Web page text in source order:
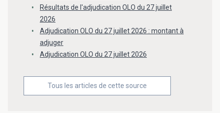
Résultats de l'adjudication OLO du 27 juillet
2026
Adjudication OLO du 27 juillet 2026 : montant à
adjuger
Adjudication OLO du 27 juillet 2026
Tous les articles de cette source